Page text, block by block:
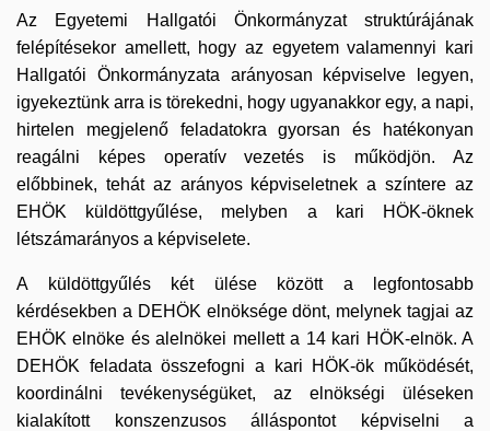
Az Egyetemi Hallgatói Önkormányzat struktúrájának
felépítésekor amellett, hogy az egyetem valamennyi kari
Hallgatói Önkormányzata arányosan képviselve legyen,
igyekeztünk arra is törekedni, hogy ugyanakkor egy, a napi,
hirtelen megjelenő feladatokra gyorsan és hatékonyan
reagálni képes operatív vezetés is működjön. Az
előbbinek, tehát az arányos képviseletnek a színtere az
EHÖK küldöttgyűlése, melyben a kari HÖK-öknek
létszámarányos a képviselete.
A küldöttgyűlés két ülése között a legfontosabb
kérdésekben a DEHÖK elnöksége dönt, melynek tagjai az
EHÖK elnöke és alelnökei mellett a 14 kari HÖK-elnök. A
DEHÖK feladata összefogni a kari HÖK-ök működését,
koordinálni tevékenységüket, az elnökségi üléseken
kialakított konszenzusos álláspontot képviselni a